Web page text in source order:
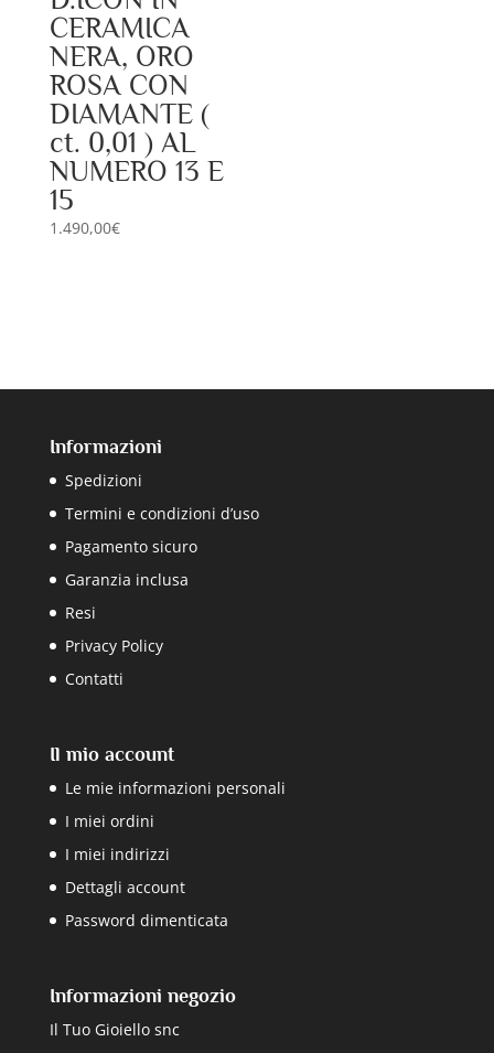
CERAMICA
NERA, ORO
ROSA CON
DIAMANTE (
ct. 0,01 ) AL
NUMERO 13 E
15
1.490,00€
Informazioni
Spedizioni
Termini e condizioni d’uso
Pagamento sicuro
Garanzia inclusa
Resi
Privacy Policy
Contatti
Il mio account
Le mie informazioni personali
I miei ordini
I miei indirizzi
Dettagli account
Password dimenticata
Informazioni negozio
Il Tuo Gioiello snc